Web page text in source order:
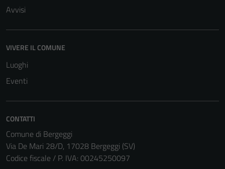
Avvisi
VIVERE IL COMUNE
Luoghi
Eventi
CONTATTI
Comune di Bergeggi
Via De Mari 28/D, 17028 Bergeggi (SV)
Codice fiscale / P. IVA: 00245250097
Tecnici
Questi cookie